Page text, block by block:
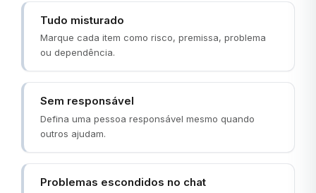
Tudo misturado
Marque cada item como risco, premissa, problema
ou dependência.
Sem responsável
Defina uma pessoa responsável mesmo quando
outros ajudam.
Problemas escondidos no chat